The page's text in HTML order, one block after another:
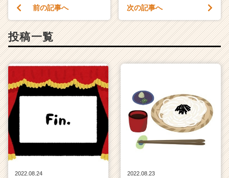
前の記事へ 次の記事へ
投稿一覧
2022.08.24
2022.08.23